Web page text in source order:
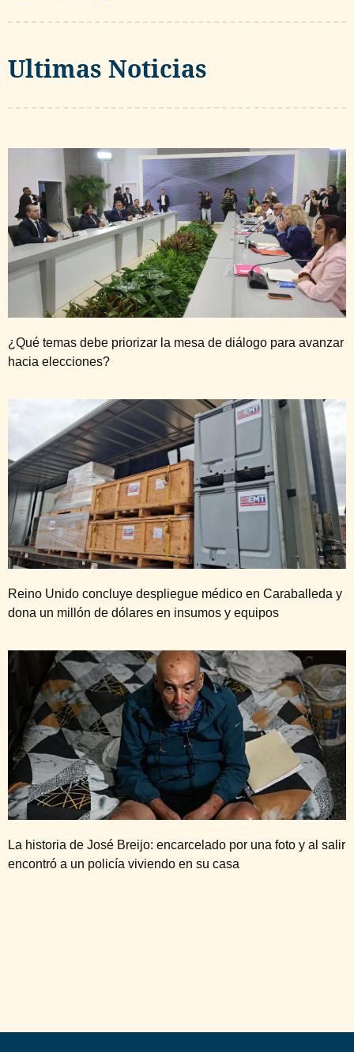
Ultimas Noticias
¿Qué temas debe priorizar la mesa de diálogo para avanzar
hacia elecciones?
Reino Unido concluye despliegue médico en Caraballeda y
dona un millón de dólares en insumos y equipos
La historia de José Breijo: encarcelado por una foto y al salir
encontró a un policía viviendo en su casa